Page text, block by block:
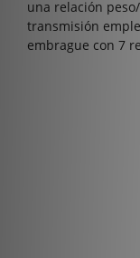
una relación
transmisión
embrague con 7